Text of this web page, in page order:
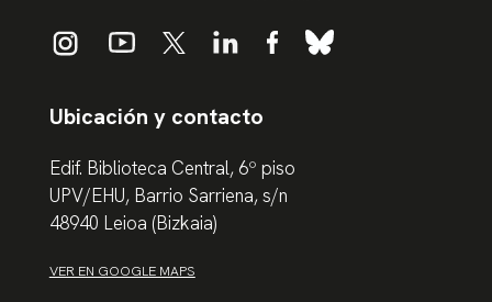
Ubicación y contacto
Edif. Biblioteca Central, 6º piso
UPV/EHU, Barrio Sarriena, s/n
48940 Leioa (Bizkaia)
VER EN GOOGLE MAPS